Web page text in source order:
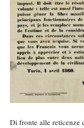
Di fronte alle reticenze